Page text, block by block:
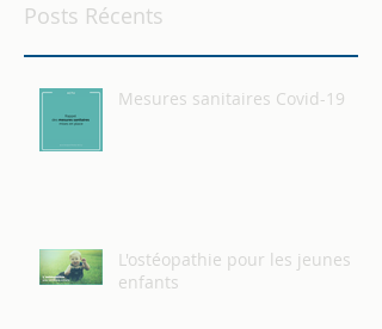
Posts Récents
Mesures sanitaires Covid-19
L'ostéopathie pour les jeunes
enfants